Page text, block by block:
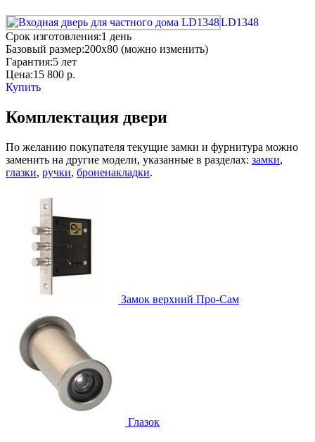
LD1348
Срок изготовления:1 день
Базовый размер:200x80 (можно изменить)
Гарантия:5 лет
Цена:15 800 р.
Купить
Комплектация двери
По желанию покупателя текущие замки и фурнитура можно
заменить на другие модели, указанные в разделах: замки,
глазки, ручки, броненакладки.
Замок верхний Про-Сам
Глазок